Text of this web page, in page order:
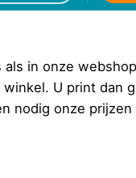
in onze
U print dan
nodig onze prijzen